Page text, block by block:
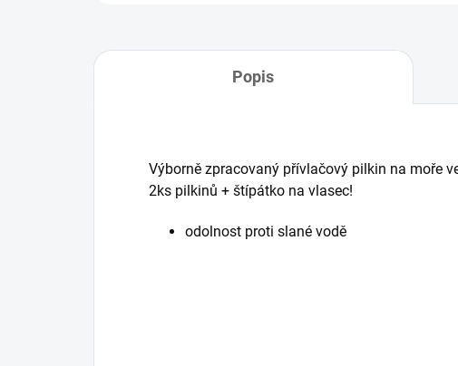
Popis
Výborně zpracovaný přívlačový pilkin na moře
2ks pilkinů + štípátko na vlasec!
odolnost proti slané vodě